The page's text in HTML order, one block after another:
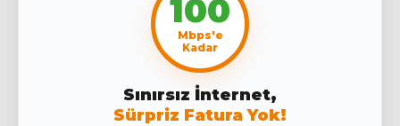
100
Mbps'e
Kadar
Sınırsız İnternet,
Sürpriz Fatura Yok!